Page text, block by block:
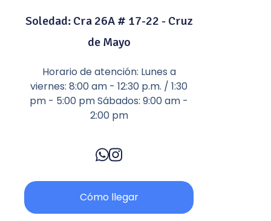
Soledad: Cra 26A # 17-22 - Cruz
de Mayo
Horario de atención: Lunes a
viernes: 8:00 am - 12:30 p.m. / 1:30
pm - 5:00 pm Sábados: 9:00 am -
2:00 pm
Cómo llegar